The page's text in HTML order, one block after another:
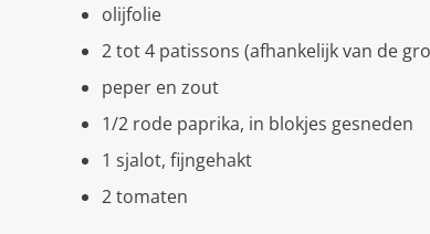
olijfolie
2 tot 4 patissons (afhankelijk van de
peper en zout
1/2 rode paprika, in blokjes gesneden
1 sjalot, fijngehakt
2 tomaten